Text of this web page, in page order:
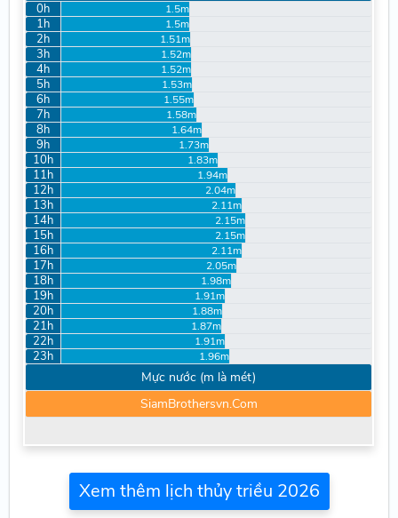
0h 1.5m
1h 1.5m
2h 1.51m
3h 1.52m
4h 1.52m
5h 1.53m
6h 1.55m
7h 1.58m
8h 1.64m
9h 1.73m
10h 1.83m
11h 1.94m
12h 2.04m
13h 2.11m
14h 2.15m
15h 2.15m
16h 2.11m
17h 2.05m
18h 1.98m
19h 1.91m
20h 1.88m
21h 1.87m
22h 1.91m
23h 1.96m
Mực nước (m là mét)
SiamBrothersvn.Com
Xem thêm lịch thủy triều 2026